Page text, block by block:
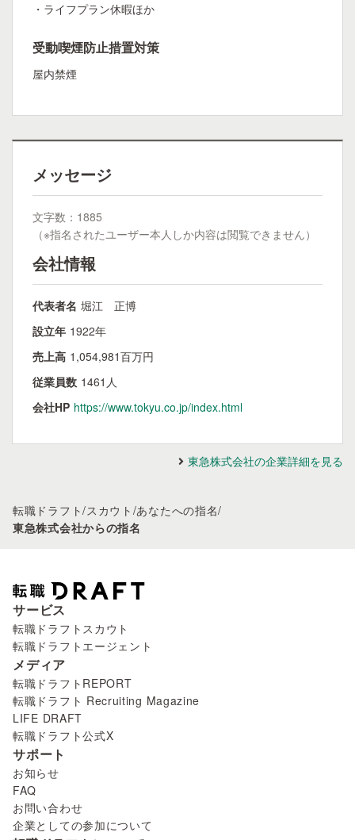
・ライフプラン休暇ほか
受動喫煙防止措置対策
屋内禁煙
メッセージ
文字数：1885
（※指名されたユーザー本人しか内容は閲覧できません）
会社情報
代表者名 堀江 正博
設立年 1922年
売上高 1,054,981百万円
従業員数 1461人
会社HP https://www.tokyu.co.jp/index.html
東急株式会社の企業詳細を見る
転職ドラフト/スカウト /あなたへの指名/
東急株式会社からの指名
サービス
転職ドラフトスカウト
転職ドラフトエージェント
メディア
転職ドラフトREPORT
転職ドラフト Recruiting Magazine
LIFE DRAFT
転職ドラフト公式X
サポート
お知らせ
FAQ
お問い合わせ
企業としての参加について